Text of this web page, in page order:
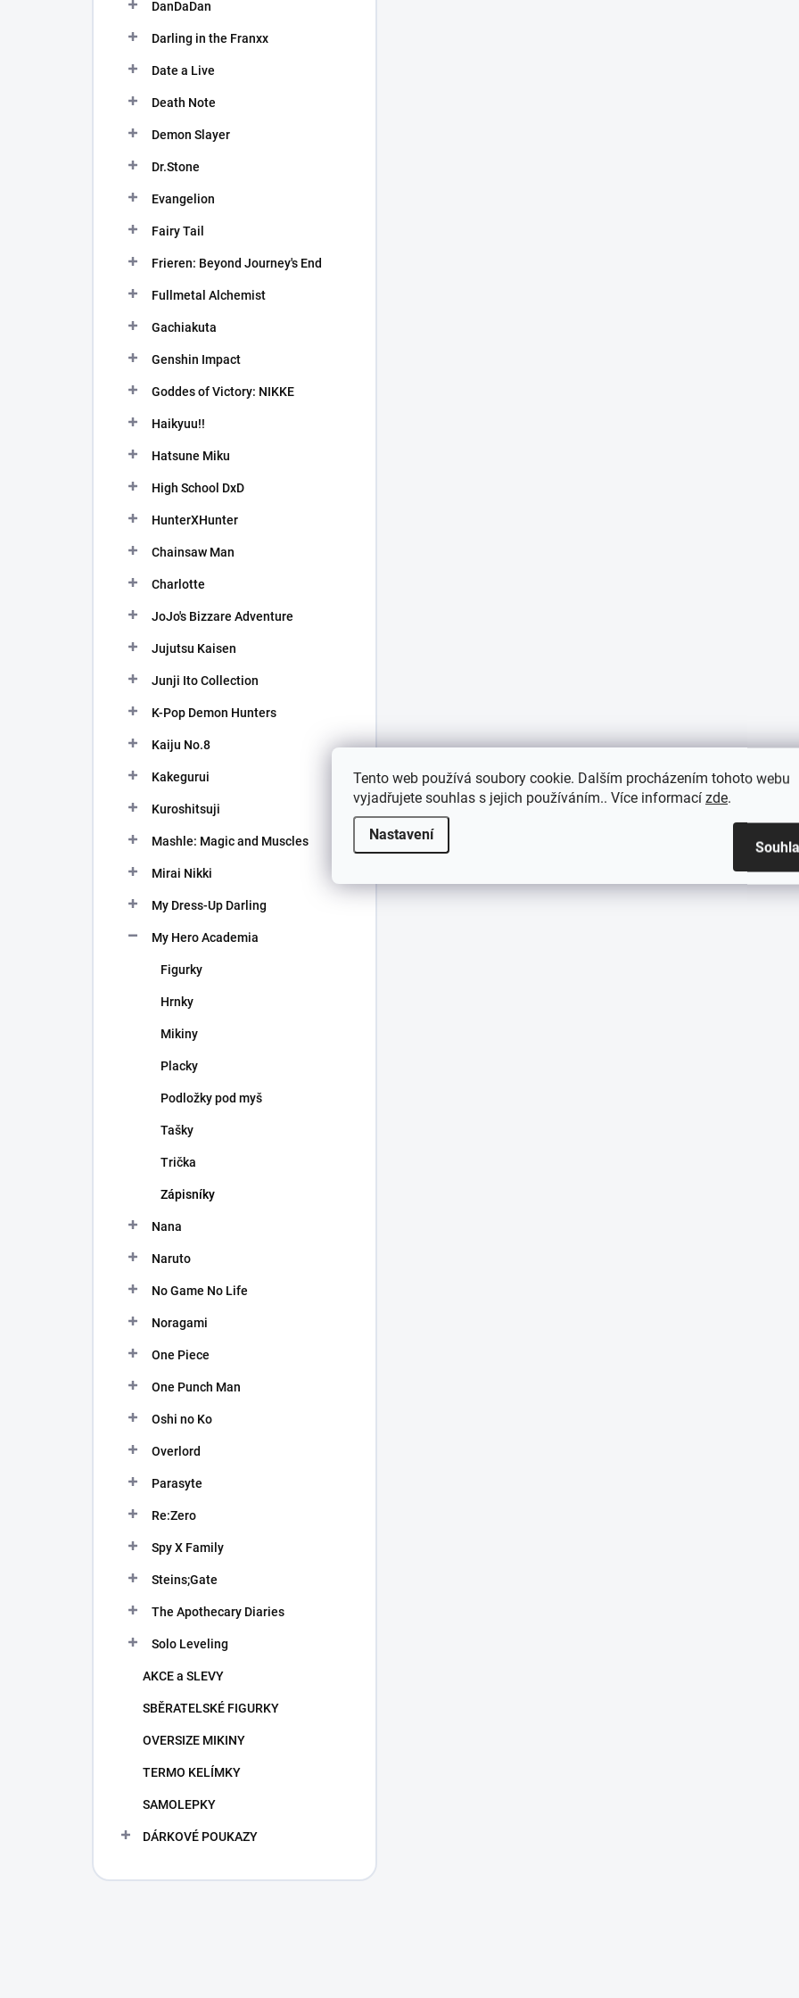
Tento web používá soubory cookie. Dalším procházením tohoto webu
vyjadřujete souhlas s jejich používáním.. Více informací zde.
Nastavení
DanDaDan
Darling in the Franxx
Date a Live
Death Note
Demon Slayer
Dr.Stone
Evangelion
Fairy Tail
Frieren: Beyond Journey's End
Fullmetal Alchemist
Gachiakuta
Genshin Impact
Goddes of Victory: NIKKE
Haikyuu!!
Hatsune Miku
High School DxD
HunterXHunter
Chainsaw Man
Charlotte
JoJo's Bizzare Adventure
Jujutsu Kaisen
Junji Ito Collection
K-Pop Demon Hunters
Kaiju No.8
Kakegurui
Kuroshitsuji
Mashle: Magic and Muscles
Mirai Nikki
My Dress-Up Darling
My Hero Academia
Figurky
Hrnky
Mikiny
Placky
Podložky pod myš
Tašky
Trička
Zápisníky
Nana
Naruto
No Game No Life
Noragami
One Piece
One Punch Man
Oshi no Ko
Overlord
Parasyte
Re:Zero
Spy X Family
Steins;Gate
The Apothecary Diaries
Solo Leveling
AKCE a SLEVY
SBĚRATELSKÉ FIGURKY
OVERSIZE MIKINY
TERMO KELÍMKY
SAMOLEPKY
DÁRKOVÉ POUKAZY